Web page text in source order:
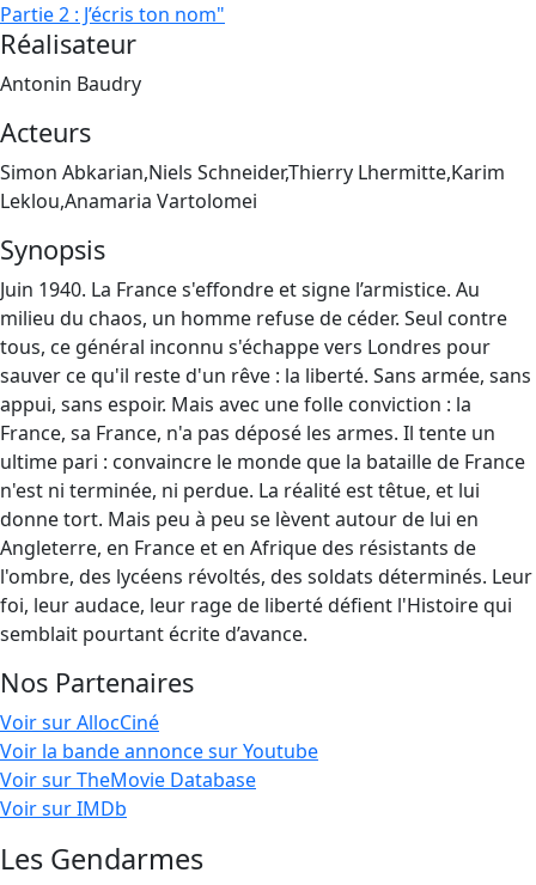
Partie 2 : J’écris ton nom"
Réalisateur
Antonin Baudry
Acteurs
Simon Abkarian,Niels Schneider,Thierry Lhermitte,Karim
Leklou,Anamaria Vartolomei
Synopsis
Juin 1940. La France s'effondre et signe l’armistice. Au
milieu du chaos, un homme refuse de céder. Seul contre
tous, ce général inconnu s'échappe vers Londres pour
sauver ce qu'il reste d'un rêve : la liberté. Sans armée, sans
appui, sans espoir. Mais avec une folle conviction : la
France, sa France, n'a pas déposé les armes. Il tente un
ultime pari : convaincre le monde que la bataille de France
n'est ni terminée, ni perdue. La réalité est têtue, et lui
donne tort. Mais peu à peu se lèvent autour de lui en
Angleterre, en France et en Afrique des résistants de
l'ombre, des lycéens révoltés, des soldats déterminés. Leur
foi, leur audace, leur rage de liberté défient l'Histoire qui
semblait pourtant écrite d’avance.
Nos Partenaires
Voir sur AllocCiné
Voir la bande annonce sur Youtube
Voir sur TheMovie Database
Voir sur IMDb
Les Gendarmes